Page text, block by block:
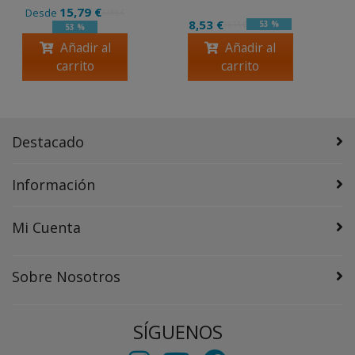
Desde 15,79 €
53 %
Añadir al
carrito
8,53 € 53 %
Añadir al
carrito
Destacado
Información
Mi Cuenta
Sobre Nosotros
SÍGUENOS